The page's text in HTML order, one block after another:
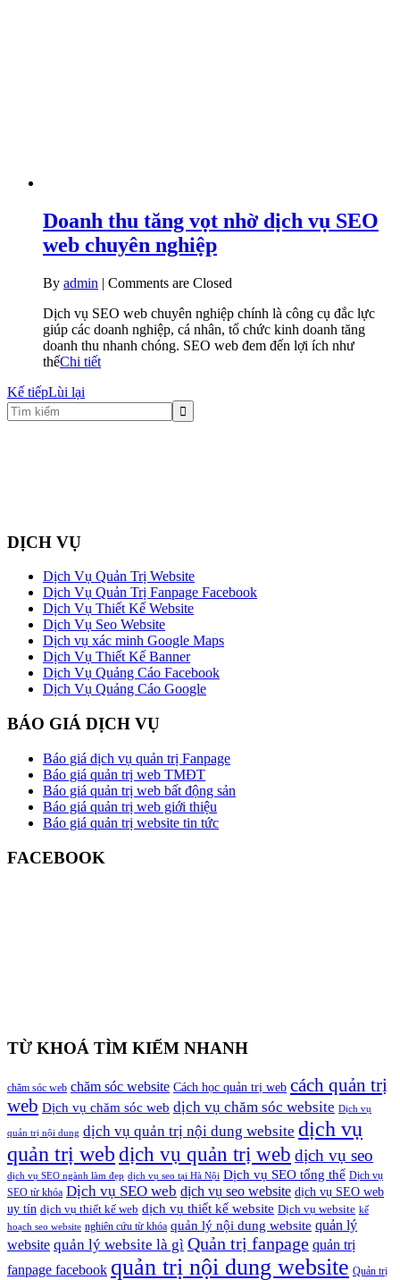
Doanh thu tăng vọt nhờ dịch vụ SEO
web chuyên nghiệp
By admin | Comments are Closed
Dịch vụ SEO web chuyên nghiệp chính là công cụ đắc lực
giúp các doanh nghiệp, cá nhân, tổ chức kinh doanh tăng
doanh thu nhanh chóng. SEO web đem đến lợi ích như
thếChi tiết
Kế tiếpLùi lại
DỊCH VỤ
Dịch Vụ Quản Trị Website
Dịch Vụ Quản Trị Fanpage Facebook
Dịch Vụ Thiết Kế Website
Dịch Vụ Seo Website
Dịch vụ xác minh Google Maps
Dịch Vụ Thiết Kế Banner
Dịch Vụ Quảng Cáo Facebook
Dịch Vụ Quảng Cáo Google
BÁO GIÁ DỊCH VỤ
Báo giá dịch vụ quản trị Fanpage
Báo giá quản trị web TMĐT
Báo giá quản trị web bất động sản
Báo giá quản trị web giới thiệu
Báo giá quản trị website tin tức
FACEBOOK
TỪ KHOÁ TÌM KIẾM NHANH
chăm sóc web chăm sóc website Cách học quản trị web cách quản trị
web Dịch vụ chăm sóc web dịch vụ chăm sóc website Dịch vụ
quản trị nội dung dịch vụ quản trị nội dung website dịch vụ
quản trị web dịch vụ quản trị web dịch vụ seo
dịch vụ SEO ngành làm đẹp dịch vụ seo tại Hà Nội Dịch vụ SEO tổng thể Dịch vụ
SEO từ khóa Dịch vụ SEO web dịch vụ seo website dịch vụ SEO web
uy tín dịch vụ thiết kế web dịch vụ thiết kế website Dịch vụ website kế
hoạch seo website nghiên cứu từ khóa quản lý nội dung website quản lý
website quản lý website là gì Quản trị fanpage quản trị
fanpage facebook quản trị nội dung website Quản trị